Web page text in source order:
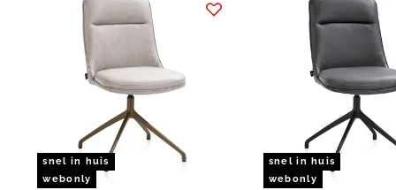
snel in huis
webonly
snel in huis
webonly